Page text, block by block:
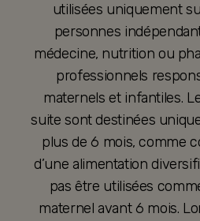
utilisées uniquement
personnes
médecine, nutrition ou
professionnels
maternels et infantiles.
suite sont destinées
plus de 6 mois, comme
d’une alimentation
pas être utilisées
maternel avant 6 mois.